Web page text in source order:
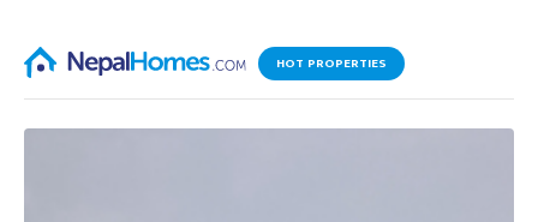
HOT PROPERTIES